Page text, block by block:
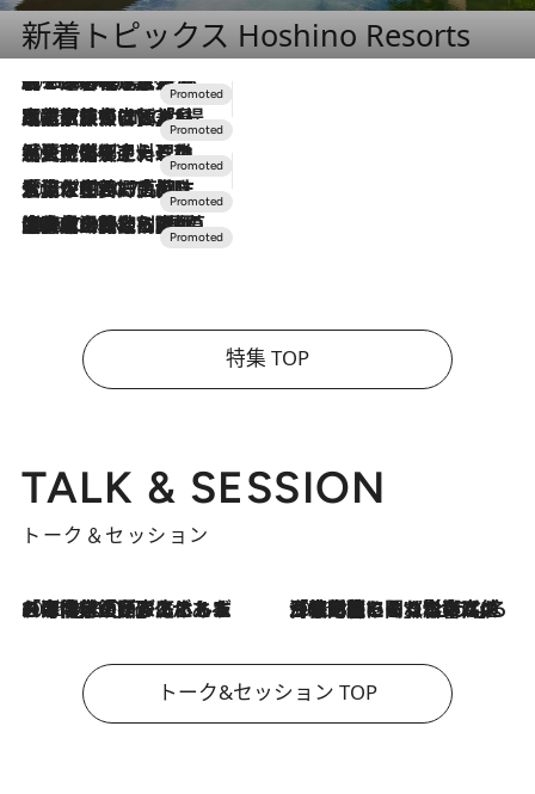
新着トピックス Hoshino Resorts
2026.8.7
【トンボの足水浴】ヒノキの香りに包まれて涼感マックス！約13℃の湧水かけ流しを避暑地「星野温泉 トンボの湯」で体験
2026.7.31
【ホテル帰省】という選択肢をOMOが提案。家族とほどよい距離を保つには「昼は実家、夜は気兼ねなくホテルで！」
2026.7.24
【夏限定ディナーコース】旬を迎える稚鮎や花ズッキーニなどをイタリア・トスカーナの郷土料理の手法で満喫！
2026.7.17
「土佐和ハーブかき氷」がOMO7高知に登場！生姜、山椒、大葉など目にも舌にも涼を呼ぶ郷土の味
2026.7.10
NEW OPEN！【界 草津】名湯の地に誕生。趣の異なる2種の温泉と上州ならではの会席・蕎麦割烹など美食を味わう究極の癒やし旅
特集 TOP
TALK & SESSION
トーク＆セッション
2026.8.3
「今後値上げがあるとすれば…」「リスクがあるのは今年の冬」エネルギー専門家が語る、ホルムズ海峡封鎖が家庭にもたらす“ある心配” 2026.8.3
「住宅建てられない…」「サーチャージ料の高値が続いている」ホルムズ海峡封鎖による影響はいつまで続く？《エネルギー専門家に聞く“どうなる日本の暮らし”》
トーク&セッション TOP